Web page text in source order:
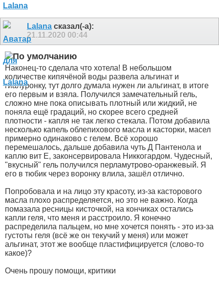
Lalana сказал(-а):
21.11.2020 00:44
Наконец-то сделала что хотела! В небольшом
количестве кипячёной воды развела альгинат и
гиалуронку, тут долго думала нужен ли альгинат, в итоге
его первым и взяла. Получился замечательный гель,
сложно мне пока описывать плотный или жидкий, не
поняла ещё градаций, но скорее всего средней
плотности - капля не так легко стекала. Потом добавила
несколько капель облепихового масла и касторки, масел
примерно одинаково с гелем. Всё хорошо
перемешалось, дальше добавила чуть Д Пантенола и
каплю вит Е, законсервировала Никкогардом. Чудесный,
"вкусный" гель получился перламутрово-оранжевый. Я
его в тюбик через воронку влила, зашёл отлично.
Попробовала и на лицо эту красоту, из-за касторового
масла плохо распределяется, но это не важно. Когда
помазала ресницы кисточкой, на кончиках остались
капли геля, что меня и расстроило. Я конечно
распределила пальцем, но мне хочется понять - это из-за
густоты геля (всё же он текучий у меня) или может
альгинат, этот же вообще пластифицируется (слово-то
какое)?
Очень прошу помощи, критики